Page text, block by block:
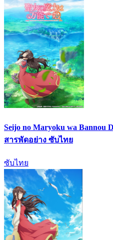
Seijo no Maryoku wa
สารพัดอย่าง ซับไทย
ซับไทย